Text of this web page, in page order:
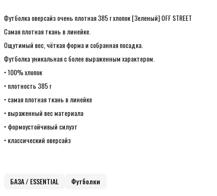
Футболка оверсайз очень плотная 385 г хлопок [Зеленый] OFF STREET
Самая плотная ткань в линейке.
Ощутимый вес, чёткая форма и собранная посадка.
Футболка уникальная с более выраженным характером.
• 100% хлопок
• плотность 385 г
• самая плотная ткань в линейке
• выраженный вес материала
• формоустойчивый силуэт
• классический оверсайз
БАЗА / ESSENTIAL Футболки